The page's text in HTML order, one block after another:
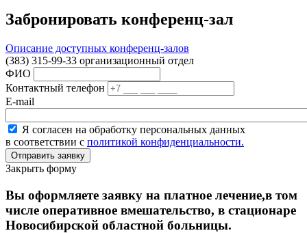
Забронировать конференц-зал
Описание доступных конференц-залов
(383) 315-99-33 организационный отдел
ФИО
Контактный телефон
E-mail
Я согласен на обработку персональных данных
в соответствии с политикой конфиденциальности.
Закрыть форму
Вы оформляете заявку на платное лечение,в том
числе оперативное вмешательство, в стационаре
Новосибирской областной больницы.